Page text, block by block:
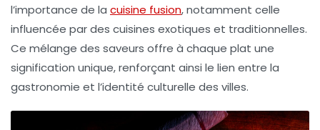
l’importance de la cuisine fusion, notamment celle
influencée par des cuisines exotiques et traditionnelles.
Ce mélange des saveurs offre à chaque plat une
signification unique, renforçant ainsi le lien entre la
gastronomie et l’identité culturelle des villes.